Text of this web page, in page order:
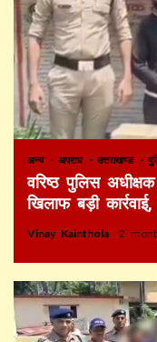
अन्य अपराध उत्तराखण्ड
वरिष्ठ पुलिस
खिलाफ बड़ी
Vinay Kainthola 2